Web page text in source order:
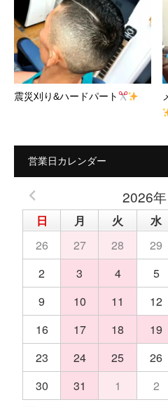
震災刈り&ハードパート
営業日カレンダー
2026
日 月 火 水
26
27 28 29
2
3 4 5
9
10 11 12
16
17 18 19
23
24 25 26
30
31 1 2